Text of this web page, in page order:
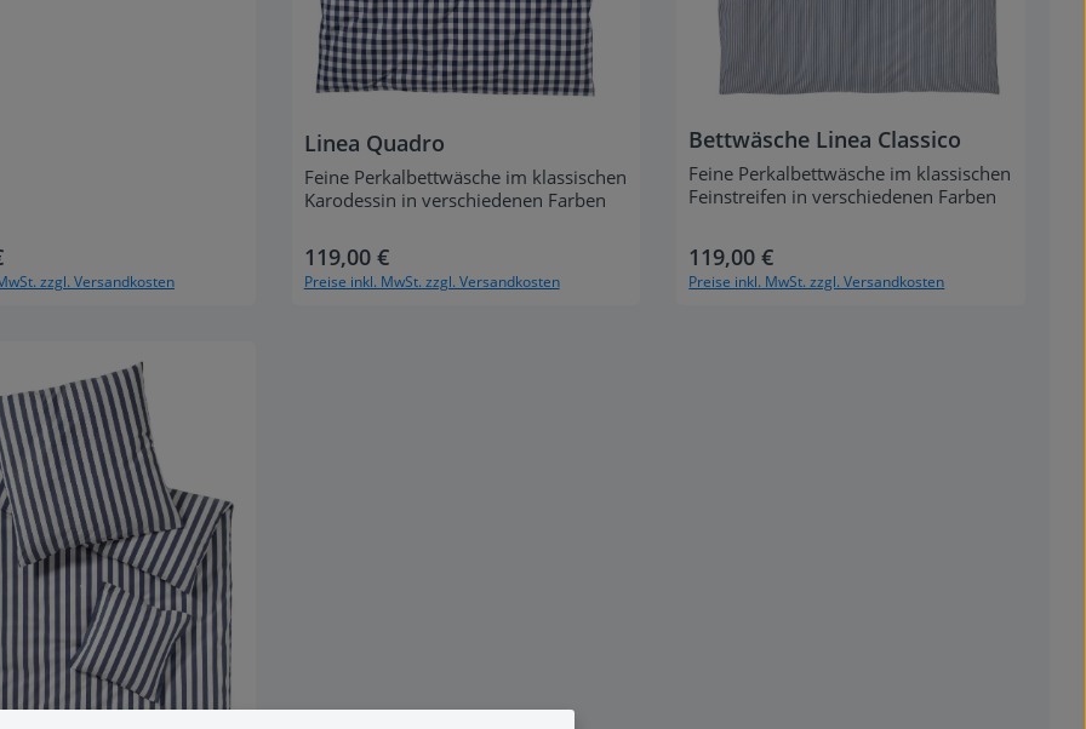
zzgl. Versandkosten
Linea Quadro
Feine Perkalbettwäsche im klassischen
Karodessin in verschiedenen Farben
Regulärer Preis:
119,00 €
Preise inkl. MwSt. zzgl. Versandkosten
Bettwäsche Linea Classico
Feine Perkalbettwäsche im klassischen
Feinstreifen in verschiedenen Farben
Regulärer Preis:
119,00 €
Preise inkl. MwSt. zzgl. Versandkosten